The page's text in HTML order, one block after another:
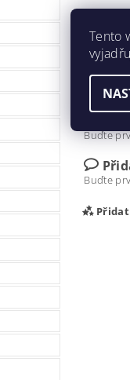
-
-
Buďte
Buďte
Tento